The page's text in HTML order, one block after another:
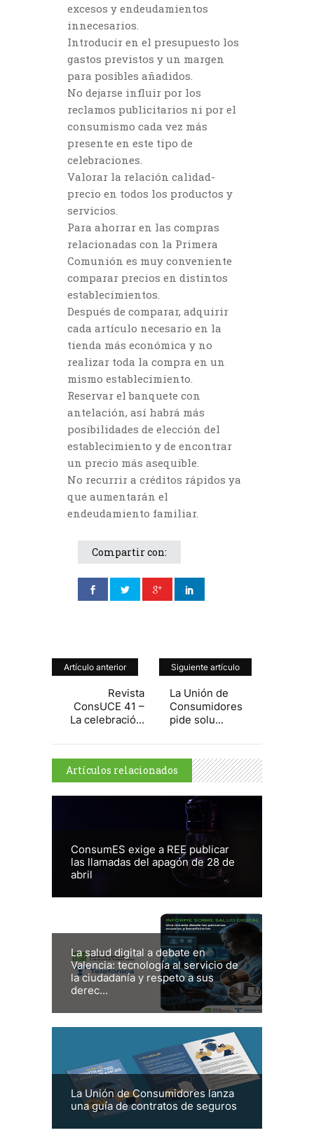
excesos y endeudamientos
innecesarios.
Introducir en el presupuesto los
gastos previstos y un margen
para posibles añadidos.
No dejarse influir por los
reclamos publicitarios ni por el
consumismo cada vez más
presente en este tipo de
celebraciones.
Valorar la relación calidad-
precio en todos los productos y
servicios.
Para ahorrar en las compras
relacionadas con la Primera
Comunión es muy conveniente
comparar precios en distintos
establecimientos.
Después de comparar, adquirir
cada artículo necesario en la
tienda más económica y no
realizar toda la compra en un
mismo establecimiento.
Reservar el banquete con
antelación, así habrá más
posibilidades de elección del
establecimiento y de encontrar
un precio más asequible.
No recurrir a créditos rápidos ya
que aumentarán el
endeudamiento familiar.
Compartir con:
Artículo anterior
Revista
ConsUCE 41 –
La celebració...
Siguiente artículo
La Unión de
Consumidores
pide solu...
Artículos relacionados
ConsumES exige a REE publicar
las llamadas del apagón de 28 de
abril
La salud digital a debate en
Valencia: tecnología al servicio de
la ciudadanía y respeto a sus
derec...
La Unión de Consumidores lanza
una guía de contratos de seguros